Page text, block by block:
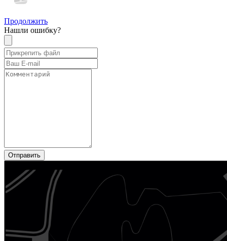
Продолжить
Нашли ошибку?